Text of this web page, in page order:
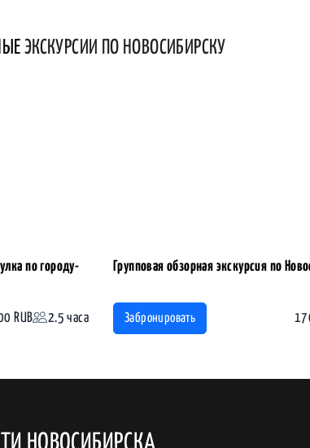
ЭКСКУРСИИ ПО НОВОСИБИРСКУ
по городу-
RUB 2.5 часа
Групповая обзорная экскурсия по
Забронировать